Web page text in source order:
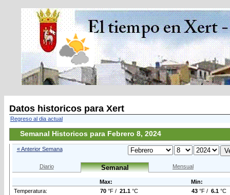
Datos historicos para Xert
Regreso al dia actual
Semanal Historicos para Febrero 8, 2024
« Anterior Semana
Diario Semanal Mensual
Max:
Min:
Temperatura:
70 °F / 21.1 °C 43 °F / 6.1 °C